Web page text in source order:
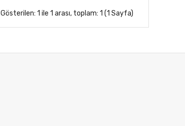
Gösterilen: 1 ile 1 arası, toplam: 1 (1 Sayfa)